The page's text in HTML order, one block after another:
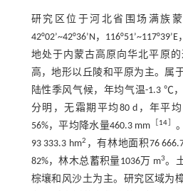
研究区位于河北省围场满族
42°02’~42°36’N，
地处于内蒙古高原向华北平原
高，地形以丘陵和平原为主。属
陆性季风气候，年均气温-1.3 ℃
分明，无霜期平均80 d，年平
56%，平均降水量460.3 mm
14
93 333.3 hm2 ，有林地面积76
82%，林木总蓄积量1036万 m3。
棕壤和风沙土为主。研究区域为